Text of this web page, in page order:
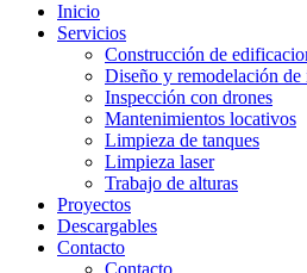
Inicio
Servicios
Construcción de
Diseño y remodelación de
Inspección con drones
Mantenimientos locativos
Limpieza de tanques
Limpieza laser
Trabajo de alturas
Proyectos
Descargables
Contacto
Contacto